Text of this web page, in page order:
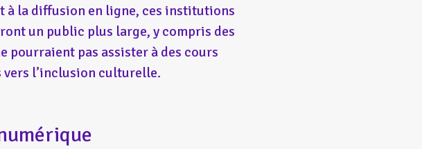
à la diffusion en ligne, ces institutions
un public plus large, y compris des
pourraient pas assister à des cours
vers l’inclusion culturelle.